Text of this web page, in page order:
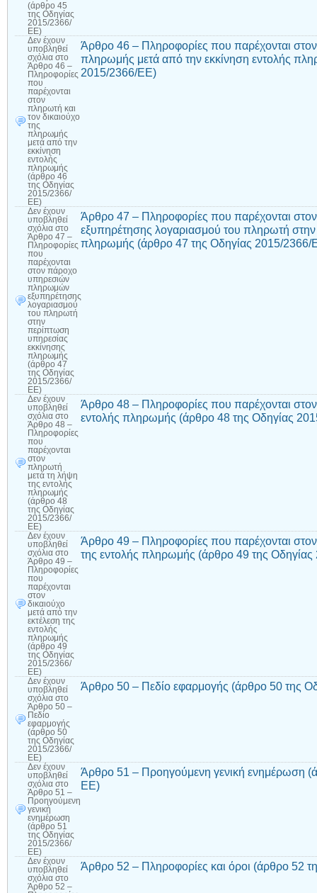
(άρθρο 45
της Οδηγίας
2015/2366/
ΕΕ)
Δεν έχουν
υποβληθεί
σχόλια στο
Άρθρο 46 –
Πληροφορίες
που
παρέχονται
στον
πληρωτή και
τον δικαιούχο
της
πληρωμής
μετά από την
εκκίνηση
εντολής
πληρωμής
(άρθρο 46
της Οδηγίας
2015/2366/
ΕΕ)
Άρθρο 46 – Πληροφορίες που παρέχονται στον
πληρωμής μετά από την εκκίνηση εντολής
2015/2366/ΕΕ)
Δεν έχουν
υποβληθεί
σχόλια στο
Άρθρο 47 –
Πληροφορίες
που
παρέχονται
στον πάροχο
υπηρεσιών
πληρωμών
εξυπηρέτησης
λογαριασμού
του πληρωτή
στην
περίπτωση
υπηρεσίας
εκκίνησης
πληρωμής
(άρθρο 47
της Οδηγίας
2015/2366/
ΕΕ)
Άρθρο 47 – Πληροφορίες που παρέχονται
εξυπηρέτησης λογαριασμού του πληρωτή
πληρωμής (άρθρο 47 της Οδηγίας 2015/2366/
Δεν έχουν
υποβληθεί
σχόλια στο
Άρθρο 48 –
Πληροφορίες
που
παρέχονται
στον
πληρωτή
μετά τη λήψη
της εντολής
πληρωμής
(άρθρο 48
της Οδηγίας
2015/2366/
ΕΕ)
Άρθρο 48 – Πληροφορίες που παρέχονται
εντολής πληρωμής (άρθρο 48 της Οδηγίας
Δεν έχουν
υποβληθεί
σχόλια στο
Άρθρο 49 –
Πληροφορίες
που
παρέχονται
στον
δικαιούχο
μετά από την
εκτέλεση της
εντολής
πληρωμής
(άρθρο 49
της Οδηγίας
2015/2366/
ΕΕ)
Άρθρο 49 – Πληροφορίες που παρέχονται στον
της εντολής πληρωμής (άρθρο 49 της
Δεν έχουν
υποβληθεί
σχόλια στο
Άρθρο 50 –
Πεδίο
εφαρμογής
(άρθρο 50
της Οδηγίας
2015/2366/
ΕΕ)
Άρθρο 50 – Πεδίο εφαρμογής (άρθρο 50 της
Δεν έχουν
υποβληθεί
σχόλια στο
Άρθρο 51 –
Προηγούμενη
γενική
ενημέρωση
(άρθρο 51
της Οδηγίας
2015/2366/
ΕΕ)
Άρθρο 51 – Προηγούμενη γενική ενημέρωση
ΕΕ)
Δεν έχουν
υποβληθεί
σχόλια στο
Άρθρο 52 –
Άρθρο 52 – Πληροφορίες και όροι (άρθρο 52